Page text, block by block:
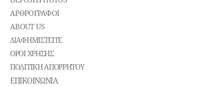
ΑΡΘΡΟΓΡΑΦΟΙ
ABOUT US
ΔΙΑΦΗΜΙΣΤΕΊΤΕ
ΌΡΟΙ ΧΡΉΣΗΣ
ΠΟΛΙΤΙΚΉ ΑΠΟΡΡΉΤΟΥ
ΕΠΙΚΟΙΝΩΝΊΑ